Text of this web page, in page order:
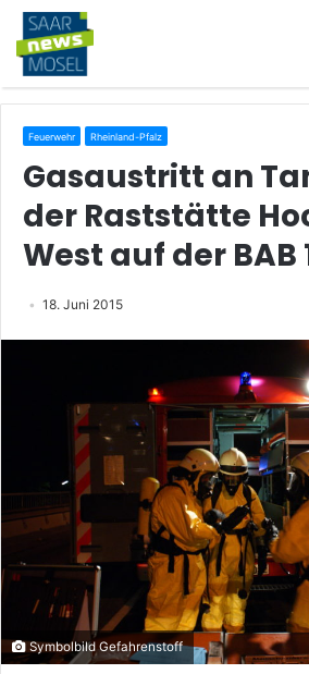
Feuerwehr Rheinland-Pfalz
Gasaustritt an
der Raststätte
West auf der BAB
18. Juni 2015
Symbolbild Gefahrenstoff